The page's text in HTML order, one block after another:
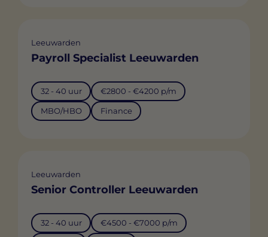
Leeuwarden
Payroll Specialist Leeuwarden
32 - 40 uur €2800 - €4200 p/m
MBO/HBO Finance
Leeuwarden
Senior Controller Leeuwarden
32 - 40 uur €4500 - €7000 p/m